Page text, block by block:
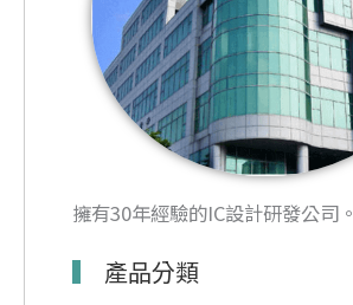
擁有30年經驗的IC設計研發公司。
產品分類